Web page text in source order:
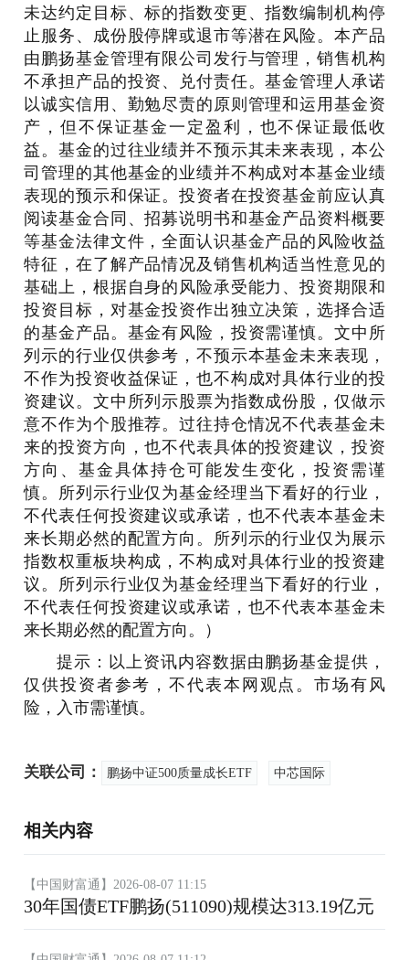
未达约定目标、标的指数变更、指数编制机构停
止服务、成份股停牌或退市等潜在风险。本产品
由鹏扬基金管理有限公司发行与管理，销售机构
不承担产品的投资、兑付责任。基金管理人承诺
以诚实信用、勤勉尽责的原则管理和运用基金资
产，但不保证基金一定盈利，也不保证最低收
益。基金的过往业绩并不预示其未来表现，本公
司管理的其他基金的业绩并不构成对本基金业绩
表现的预示和保证。投资者在投资基金前应认真
阅读基金合同、招募说明书和基金产品资料概要
等基金法律文件，全面认识基金产品的风险收益
特征，在了解产品情况及销售机构适当性意见的
基础上，根据自身的风险承受能力、投资期限和
投资目标，对基金投资作出独立决策，选择合适
的基金产品。基金有风险，投资需谨慎。文中所
列示的行业仅供参考，不预示本基金未来表现，
不作为投资收益保证，也不构成对具体行业的投
资建议。文中所列示股票为指数成份股，仅做示
意不作为个股推荐。过往持仓情况不代表基金未
来的投资方向，也不代表具体的投资建议，投资
方向、基金具体持仓可能发生变化，投资需谨
慎。所列示行业仅为基金经理当下看好的行业，
不代表任何投资建议或承诺，也不代表本基金未
来长期必然的配置方向。所列示的行业仅为展示
指数权重板块构成，不构成对具体行业的投资建
议。所列示行业仅为基金经理当下看好的行业，
不代表任何投资建议或承诺，也不代表本基金未
来长期必然的配置方向。）
提示：以上资讯内容数据由鹏扬基金提供，
仅供投资者参考，不代表本网观点。市场有风
险，入市需谨慎。
关联公司： 鹏扬中证500质量成长ETF 中芯国际
相关内容
【中国财富通】2026-08-07 11:15
30年国债ETF鹏扬(511090)规模达313.19亿元